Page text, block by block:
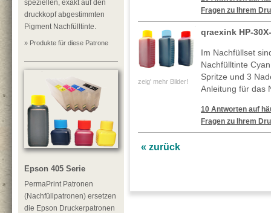
speziellen, exakt auf den
druckkopf abgestimmten
Pigment Nachfülltinte.
» Produkte für diese Patrone
Epson 405 Serie
PermaPrint Patronen
(Nachfüllpatronen) ersetzen
die Epson Druckerpatronen
Fragen zu Ihrem
zeig' mehr Bilder!
qraexink HP-
Im Nachfüllset
Nachfülltinte
Spritze und 3
Anleitung für das
10 Antworten auf
Fragen zu Ihrem
« zurück